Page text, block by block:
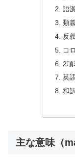
語
類
反
コ
2項
英
和
主な意味（